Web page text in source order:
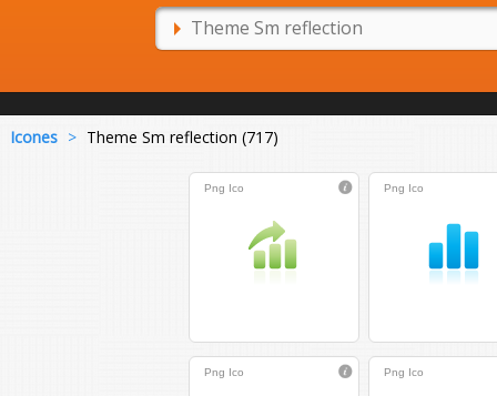
Icones > Theme Sm reflection (717)
Png Ico Png Ico
Png Ico Png Ico